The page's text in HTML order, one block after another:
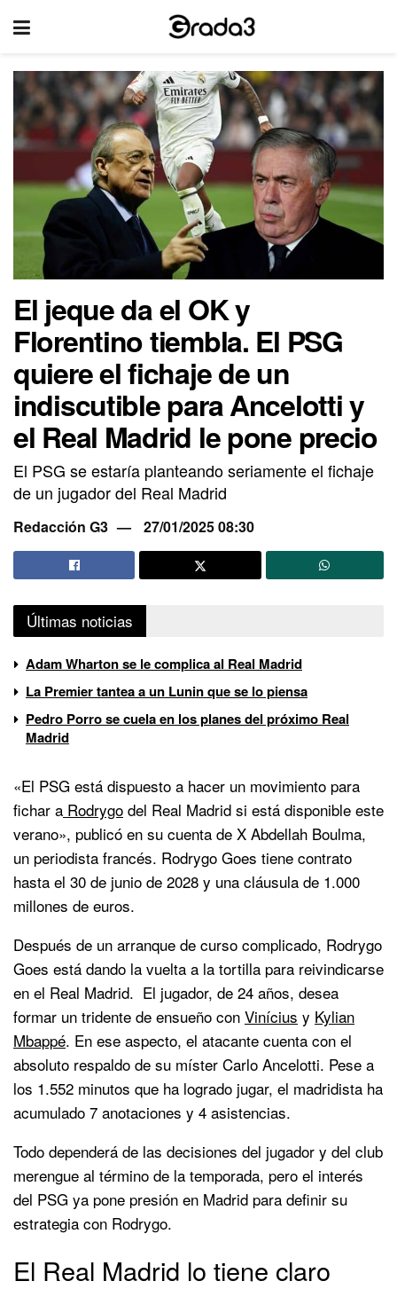
El jeque da el OK y
Florentino tiembla. El PSG
quiere el fichaje de un
indiscutible para Ancelotti y
el Real Madrid le pone precio
El PSG se estaría planteando seriamente el fichaje
de un jugador del Real Madrid
Redacción G3 27/01/2025 08:30
Últimas noticias
Adam Wharton se le complica al Real Madrid
La Premier tantea a un Lunin que se lo piensa
Pedro Porro se cuela en los planes del próximo Real
Madrid
«El PSG está dispuesto a hacer un movimiento para
fichar a Rodrygo del Real Madrid si está disponible este
verano», publicó en su cuenta de X Abdellah Boulma,
un periodista francés. Rodrygo Goes tiene contrato
hasta el 30 de junio de 2028 y una cláusula de 1.000
millones de euros.
Después de un arranque de curso complicado, Rodrygo
Goes está dando la vuelta a la tortilla para reivindicarse
en el Real Madrid. El jugador, de 24 años, desea
formar un tridente de ensueño con Vinícius y Kylian
Mbappé. En ese aspecto, el atacante cuenta con el
absoluto respaldo de su míster Carlo Ancelotti. Pese a
los 1.552 minutos que ha logrado jugar, el madridista ha
acumulado 7 anotaciones y 4 asistencias.
Todo dependerá de las decisiones del jugador y del club
merengue al término de la temporada, pero el interés
del PSG ya pone presión en Madrid para definir su
estrategia con Rodrygo.
El Real Madrid lo tiene claro